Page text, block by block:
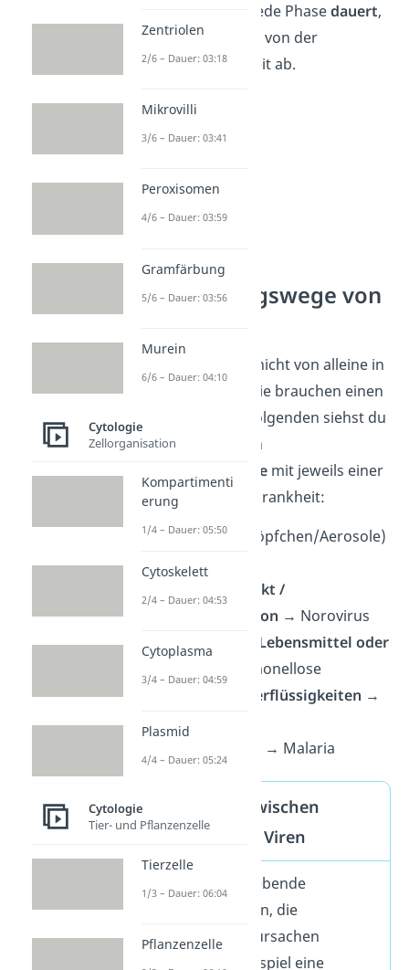
. Wie lange jede Phasedauert,
hängt jedoch stark von der
jeweiligen Krankheit ab.
Übertragungswege von
Erreger gelangen nicht von alleine in
deinen Körper — sie brauchen einen
Weg dorthin. Im Folgenden siehst du
die fünf häufigsten
Übertragungswege mit jeweils einer
typischen Beispielkrankheit:
Atemwege
(Tröpfchen/Aerosole)
→ Grippe
Direkter Kontakt /
Schmierinfektion → Norovirus
Verunreinigte Lebensmittel oder
→ Salmonellose
und Körperflüssigkeiten →
Hepatitis B
→ Malaria
Unterschied zwischen
Bakterien und Viren
sind lebende
Mikroorganismen, die
Krankheiten verursachen
können, zum Beispiel eine
Zentriolen
2/6 – Dauer: 03:18
Mikrovilli
3/6 – Dauer: 03:41
Peroxisomen
4/6 – Dauer: 03:59
Gramfärbung
5/6 – Dauer: 03:56
Murein
6/6 – Dauer: 04:10
Cytologie
Zellorganisation
Kompartimenti
erung
1/4 – Dauer: 05:50
Cytoskelett
2/4 – Dauer: 04:53
Cytoplasma
3/4 – Dauer: 04:59
Plasmid
4/4 – Dauer: 05:24
Cytologie
Tier- und Pflanzenzelle
Tierzelle
1/3 – Dauer: 06:04
Pflanzenzelle